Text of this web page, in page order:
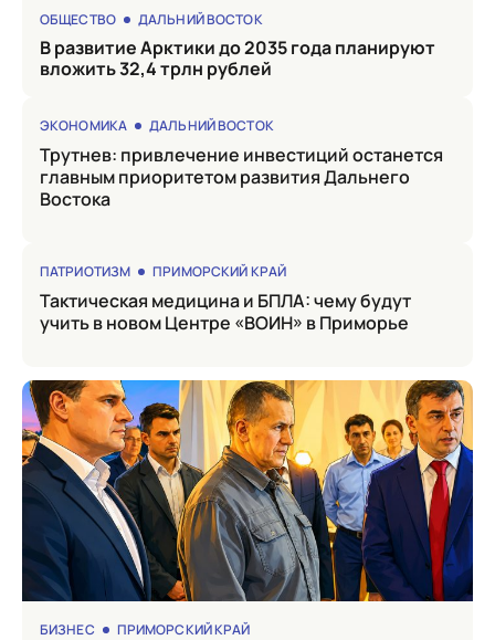
ОБЩЕСТВО ДАЛЬНИЙ ВОСТОК
в развитие Арктики до 2035 года планируют
вложить 32,4 трлн рублей
ЭКОНОМИКА ДАЛЬНИЙ ВОСТОК
Трутнев: привлечение инвестиций останется
главным приоритетом развития Дальнего
Востока
ПАТРИОТИЗМ ПРИМОРСКИЙ КРАЙ
Тактическая медицина и БПЛА: чему будут
учить в новом Центре «ВОИН» в Приморье
БИЗНЕС ПРИМОРСКИЙ КРАЙ